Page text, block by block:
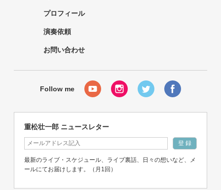
プロフィール
演奏依頼
お問い合わせ
重松壮一郎 ニュースレター
最新のライブ・スケジュール、ライブ裏話、日々の想いなど、メ
ールにてお届けします。（月1回）